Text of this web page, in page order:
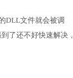
DLL文件就会被调
了还不好快速解决，